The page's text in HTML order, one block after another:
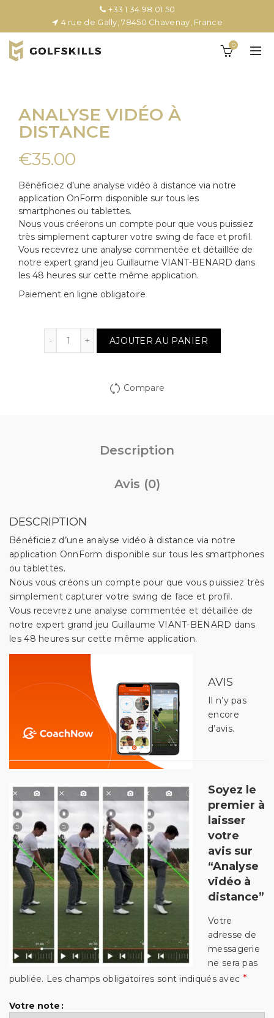
+33 1 34 98 01 50
4 rue de Gally, 78450 Chavenay, France
0
ANALYSE VIDÉO À
DISTANCE
€35.00
Bénéficiez d’une analyse vidéo à distance via notre
application OnForm disponible sur tous les
smartphones ou tablettes.
Nous vous créerons un compte pour que vous puissiez
très simplement capturer votre swing de face et profil.
Vous recevrez une analyse commentée et détaillée de
notre expert grand jeu Guillaume VIANT-BENARD dans
les 48 heures sur cette même application.
Paiement en ligne obligatoire
Quantité
AJOUTER AU PANIER
Compare
Description
Avis (0)
DESCRIPTION
Bénéficiez d’une analyse vidéo à distance via notre
application OnnForm disponible sur tous les smartphones
ou tablettes.
Nous vous créons un compte pour que vous puissiez très
simplement capturer votre swing de face et profil.
Vous recevrez une analyse commentée et détaillée de
notre expert grand jeu Guillaume VIANT-BENARD dans
les 48 heures sur cette même application.
AVIS
Il n’y pas
encore
d’avis.
Soyez le
premier à
laisser
votre
avis sur
“Analyse
vidéo à
distance”
Votre
adresse de
messagerie
ne sera pas
publiée. Les champs obligatoires sont indiqués avec *
Votre note